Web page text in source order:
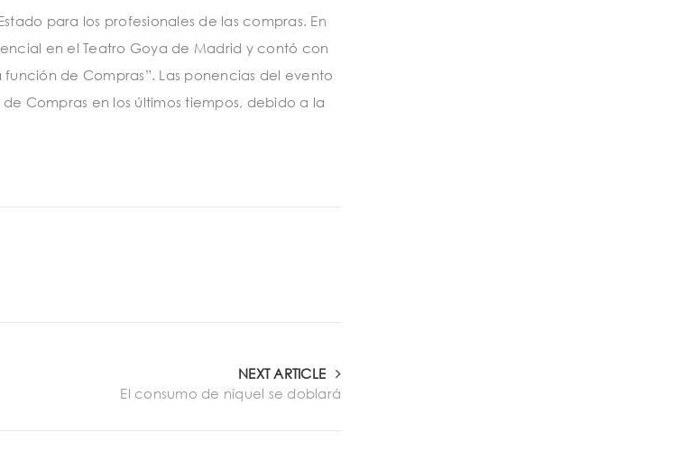
para los profesionales de las compras. En
en el Teatro Goya de Madrid y contó con
de Compras”. Las ponencias del evento
Compras en los últimos tiempos, debido a la
NEXT ARTICLE
El consumo de níquel se doblará